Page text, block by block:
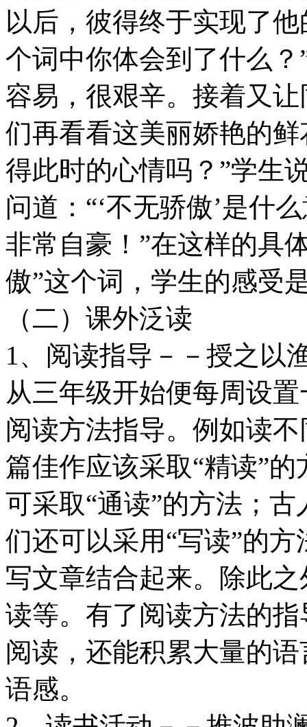
以后，彼得终于实现了
个词中你体会到了什么
容易，很艰辛。接着又
们再看看这美丽娇艳的
得此时的心情吗？”学生
问道：“‘不无骄傲’是什
非常自豪！”在这样的具
傲”这个词，学生的感受
（二）课外泛读
1、阅读指导－－授之以
从三年级开始便每周设
阅读方法指导。例如读
篇佳作应该采取“精读”
可采取“通读”的方法；
们还可以采用“写读”的
写文章结合起来。除此
读等。有了阅读方法的
阅读，还能积累大量的
语感。